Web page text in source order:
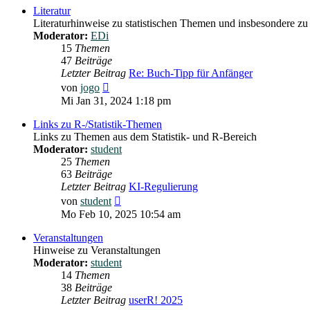
Literatur
Literaturhinweise zu statistischen Themen und insbesondere
Moderator: EDi
15 Themen
47 Beiträge
Letzter Beitrag Re: Buch-Tipp für Anfänger
von jogo
Beitrag
Mi Jan 31, 2024 1:18 pm
Links zu R-/Statistik-Themen
Links zu Themen aus dem Statistik- und R-Bereich
Moderator: student
25 Themen
63 Beiträge
Letzter Beitrag KI-Regulierung
von student
Beitrag
Mo Feb 10, 2025 10:54 am
Veranstaltungen
Hinweise zu Veranstaltungen
Moderator: student
14 Themen
38 Beiträge
Letzter Beitrag userR! 2025